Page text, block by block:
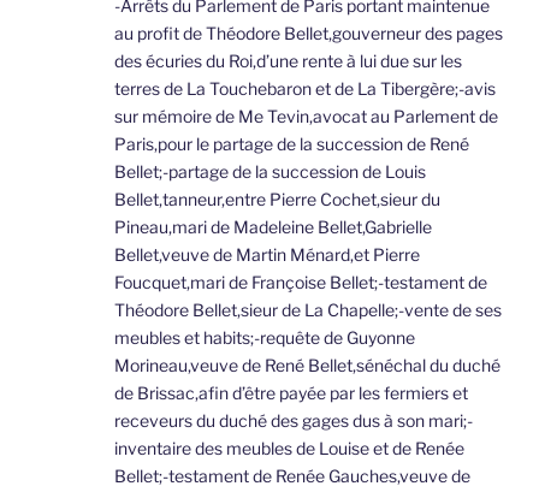
-Arrêts du Parlement de Paris portant maintenue
au profit de Théodore Bellet,gouverneur des pages
des écuries du Roi,d’une rente à lui due sur les
terres de La Touchebaron et de La Tibergère;-avis
sur mémoire de Me Tevin,avocat au Parlement de
Paris,pour le partage de la succession de René
Bellet;-partage de la succession de Louis
Bellet,tanneur,entre Pierre Cochet,sieur du
Pineau,mari de Madeleine Bellet,Gabrielle
Bellet,veuve de Martin Ménard,et Pierre
Foucquet,mari de Françoise Bellet;-testament de
Théodore Bellet,sieur de La Chapelle;-vente de ses
meubles et habits;-requête de Guyonne
Morineau,veuve de René Bellet,sénéchal du duché
de Brissac,afin d’être payée par les fermiers et
receveurs du duché des gages dus à son mari;-
inventaire des meubles de Louise et de Renée
Bellet;-testament de Renée Gauches,veuve de